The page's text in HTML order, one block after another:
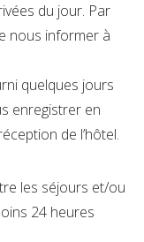
du jour. Par
nous informer à
quelques jours
enregistrer en
de l’hôtel.
les séjours et/ou
24 heures